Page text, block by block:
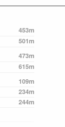
453m
501m
473m
615m
109m
234m
244m